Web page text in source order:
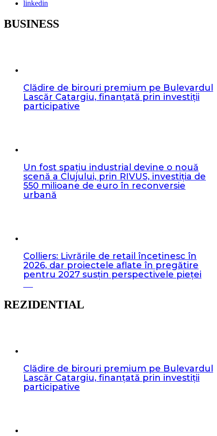
linkedin
BUSINESS
Clădire de birouri premium pe Bulevardul
Lascăr Catargiu, finanțată prin investiții
participative
Un fost spațiu industrial devine o nouă
scenă a Clujului, prin RIVUS, investiția de
550 milioane de euro în reconversie
urbană
Colliers: Livrările de retail încetinesc în
2026, dar proiectele aflate în pregătire
pentru 2027 susțin perspectivele pieței
REZIDENTIAL
Clădire de birouri premium pe Bulevardul
Lascăr Catargiu, finanțată prin investiții
participative